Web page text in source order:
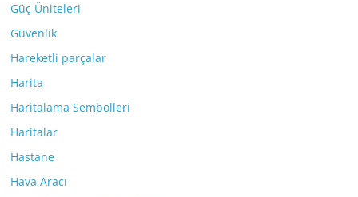
Güç Üniteleri
Güvenlik
Hareketli parçalar
Harita
Haritalama Sembolleri
Haritalar
Hastane
Hava Aracı